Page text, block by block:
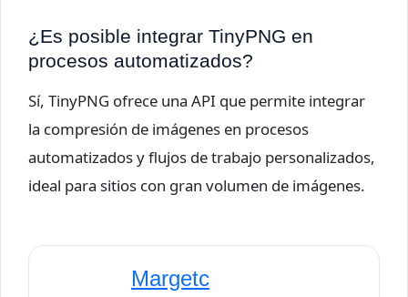
¿Es posible integrar TinyPNG en
procesos automatizados?
Sí, TinyPNG ofrece una API que permite integrar
la compresión de imágenes en procesos
automatizados y flujos de trabajo personalizados,
ideal para sitios con gran volumen de imágenes.
Margetc